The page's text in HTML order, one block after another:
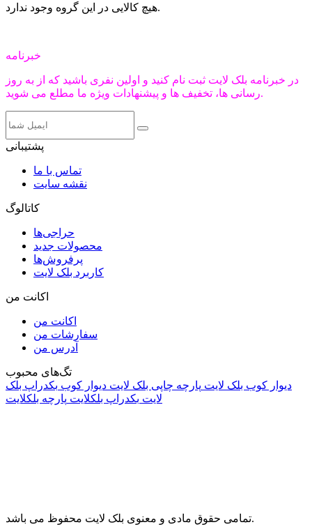
هیچ کالایی در این گروه وجود ندارد.
خبرنامه
در خبرنامه بلک لایت ثبت نام کنید و اولین نفری باشید که از به روز
رسانی ها، تخفیف ها و پیشنهادات ویژه ما مطلع می شوید.
پشتیبانی
تماس با ما
نقشه سایت
کاتالوگ
حراجی‌ها
محصولات جدید
پرفروش‌ها
کاربرد بلک لایت
اکانت من
اکانت من
سفارشات من
آدرس من
تگ‌های محبوب
دیوار کوب بلک لایت پارچه چاپی بلک لایت دیوار کوب بکدراپ بلک
لایت بکدراپ بلکلایت پارچه بلکلایت
تمامی حقوق مادی و معنوی بلک لایت محفوظ می باشد.